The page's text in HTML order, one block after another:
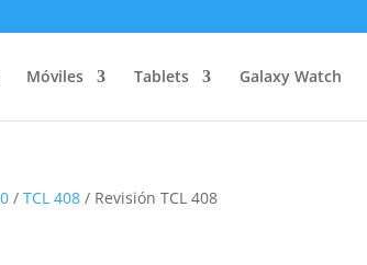
Móviles Tablets Galaxy Watch
/TCL 408 / Revisión TCL 408